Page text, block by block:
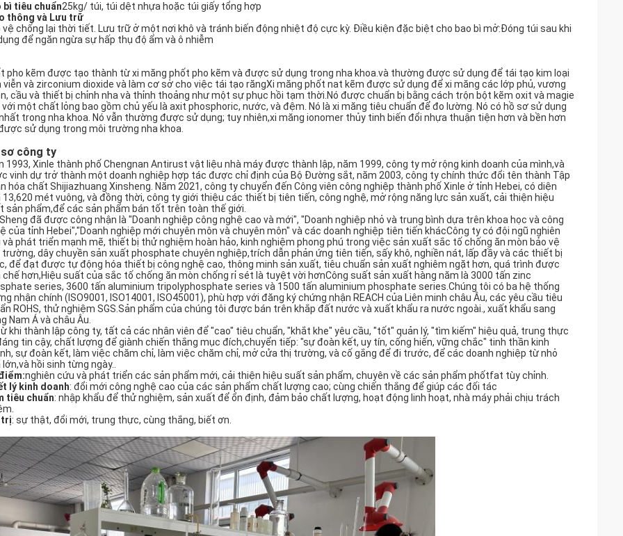
bì tiêu chuẩn25kg/ túi, túi dệt nhựa hoặc túi giấy tổng hợp
thông và Lưu trữ
vệ chống lại thời tiết. Lưu trữ ở một nơi khô và tránh biến động nhiệt độ cực kỳ. Điều kiện đặc biệt cho bao bì mở:Đóng túi sau khi
để ngăn ngừa sự hấp thụ độ ẩm và ô nhiễm
pho kẽm được tạo thành từ xi măng phốt pho kẽm và được sử dụng trong nha khoa.và thường được sử dụng để tái tạo kim loại
viễn và zirconium dioxide và làm cơ sở cho việc tái tạo răngXi măng phốt nat kẽm được sử dụng để xi măng các lớp phủ, vương
cầu và thiết bị chỉnh nha và thỉnh thoảng như một sự phục hồi tạm thời.Nó được chuẩn bị bằng cách trộn bột kẽm oxit và magie
một chất lỏng bao gồm chủ yếu là axit phosphoric, nước, và đệm. Nó là xi măng tiêu chuẩn để đo lường. Nó có hồ sơ sử dụng
trong nha khoa. Nó vẫn thường được sử dụng; tuy nhiên,xi măng ionomer thủy tinh biến đổi nhựa thuận tiện hơn và bền hơn
sử dụng trong môi trường nha khoa.
sơ công ty
1993, Xinle thành phố Chengnan Antirust vật liệu nhà máy được thành lập, năm 1999, công ty mở rộng kinh doanh của mình,và
vinh dự trở thành một doanh nghiệp hợp tác được chỉ định của Bộ Đường sắt, năm 2003, công ty chính thức đổi tên thành Tập
hóa chất Shijiazhuang Xinsheng. Năm 2021, công ty chuyển đến Công viên công nghiệp thành phố Xinle ở tỉnh Hebei, có diện
13,620 mét vuông, và đồng thời, công ty giới thiệu các thiết bị tiên tiến, công nghệ, mở rộng năng lực sản xuất, cải thiện hiệu
sản phẩm,để các sản phẩm bán tốt trên toàn thế giới.
đã được công nhận là "Doanh nghiệp công nghệ cao và mới", "Doanh nghiệp nhỏ và trung bình dựa trên khoa học và công
của tỉnh Hebei","Doanh nghiệp mới chuyên môn và chuyên môn" và các doanh nghiệp tiên tiến khácCông ty có đội ngũ nghiên
và phát triển mạnh mẽ, thiết bị thử nghiệm hoàn hảo, kinh nghiệm phong phú trong việc sản xuất sắc tố chống ăn mòn bảo vệ
trường, dây chuyền sản xuất phosphate chuyên nghiệp,trích dẫn phản ứng tiên tiến, sấy khô, nghiền nát, lấp đầy và các thiết bị
để đạt được tự động hóa thiết bị công nghệ cao, thông minh sản xuất, tiêu chuẩn sản xuất nghiêm ngặt hơn, quá trình được
chế hơn,Hiệu suất của sắc tố chống ăn mòn chống rỉ sét là tuyệt vời hơnCông suất sản xuất hàng năm là 3000 tấn zinc
series, 3600 tấn aluminium tripolyphosphate series và 1500 tấn aluminium phosphate series.Chúng tôi có ba hệ thống
nhận chính (ISO9001, ISO14001, ISO45001), phù hợp với đăng ký chứng nhận REACH của Liên minh châu Âu, các yêu cầu tiêu
ROHS, thử nghiệm SGS.Sản phẩm của chúng tôi được bán trên khắp đất nước và xuất khẩu ra nước ngoài., xuất khẩu sang
Nam Á và châu Âu.
khi thành lập công ty, tất cả các nhân viên để "cao" tiêu chuẩn, "khắt khe" yêu cầu, "tốt" quản lý, "tìm kiếm" hiệu quả, trung thực
tin cậy, chất lượng để giành chiến thắng mục đích,chuyển tiếp: "sự đoàn kết, uy tín, cống hiến, vững chắc" tinh thần kinh
sự đoàn kết, làm việc chăm chỉ, làm việc chăm chỉ, mở cửa thị trường, và cố gắng để đi trước, để các doanh nghiệp từ nhỏ
hồi sinh từng ngày..
nghiên cứu và phát triển các sản phẩm mới, cải thiện hiệu suất sản phẩm, chuyên về các sản phẩm phốtfat tùy chỉnh.
lý kinh doanh: đổi mới công nghệ cao của các sản phẩm chất lượng cao; cùng chiến thắng để giúp các đối tác
tiêu chuẩn: nhập khẩu để thử nghiệm, sản xuất để ổn định, đảm bảo chất lượng, hoạt động linh hoạt, nhà máy phải chịu trách
trị: sự thật, đổi mới, trung thực, cùng thắng, biết ơn.